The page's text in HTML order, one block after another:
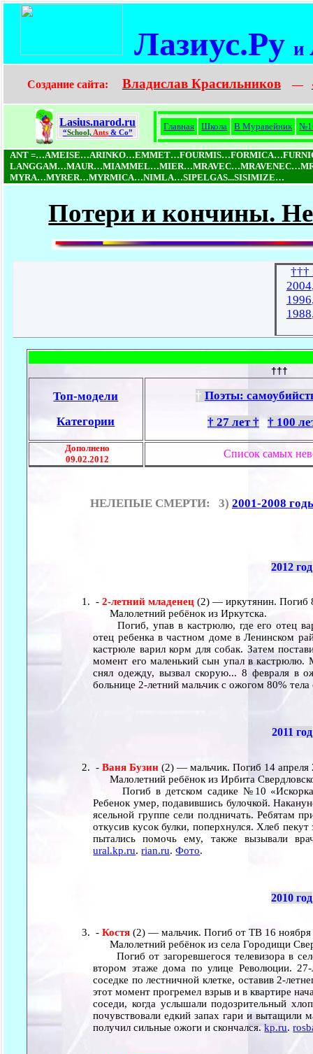
Лазиус.Руи
Создание сайта: Владислав Красильников —
Lasius.narod.ru
“School, Ants& Co”
Главная Школа В Муравейник
ANT
MYRA…MYRER…MYRMICA…NIMLA…SIPELGAS...SISIMIZE…
Потери и кончины.
†††
2004
1996
1988
†††
Топ-модели
Категории
† Поэты:
† 27 лет †
† 100
Дополнено
09.02.2012
Cписок самых
НЕЛЕПЫЕ СМЕРТИ: 3) 2001-2008
2012 год
-2-летний младенец(2) — иркутянин. Погиб
Малолетний ребёнок из Иркутска.
Погиб, упав в кастрюлю, где его отец
отец ребенка в частном доме в Ленинском
кастрюле варил корм для собак. Затем
момент его маленький сын упал в кастрюлю.
снял одежду, вызвал скорую... 8 февраля в
больнице 2-летний мальчик с ожогом 80% тела
2011 год
-Ваня Бузин(2) — мальчик. Погиб 14 апреля
Малолетний ребёнок из Ирбита
Погиб в детском садике №10 «Искорка»
Ребенок умер, подавившись булочкой.
ясельной группе сели полдничать. Ребятам
откусив кусок булки, поперхнулся. Хлеб
пытались помочь ему, также вызывали
ural.kp.ru.rian.ru.Фото.
2010 год
-Костя(2) — мальчик. Погиб от ТВ 16 ноября
Малолетний ребёнок из села Городищи
Погиб от загоревшегося телевизора в
втором этаже дома по улице Революции.
соседке по лестничной клетке, оставив 2-
этот момент прогремел взрыв и в квартире
соседи, когда услышали подозрительный
почувствовали едкий запах гари и вытащили
получил сильные ожоги и скончался.kp.ru.